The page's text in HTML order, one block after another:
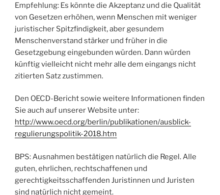
Empfehlung: Es könnte die Akzeptanz und die Qualität
von Gesetzen erhöhen, wenn Menschen mit weniger
juristischer Spitzfindigkeit, aber gesundem
Menschenverstand stärker und früher in die
Gesetzgebung eingebunden würden. Dann würden
künftig vielleicht nicht mehr alle dem eingangs nicht
zitierten Satz zustimmen.
Den OECD-Bericht sowie weitere Informationen finden
Sie auch auf unserer Website unter:
http://www.oecd.org/berlin/publikationen/ausblick-
regulierungspolitik-2018.htm
BPS: Ausnahmen bestätigen natürlich die Regel. Alle
guten, ehrlichen, rechtschaffenen und
gerechtigkeitsschaffenden Juristinnen und Juristen
sind natürlich nicht gemeint.